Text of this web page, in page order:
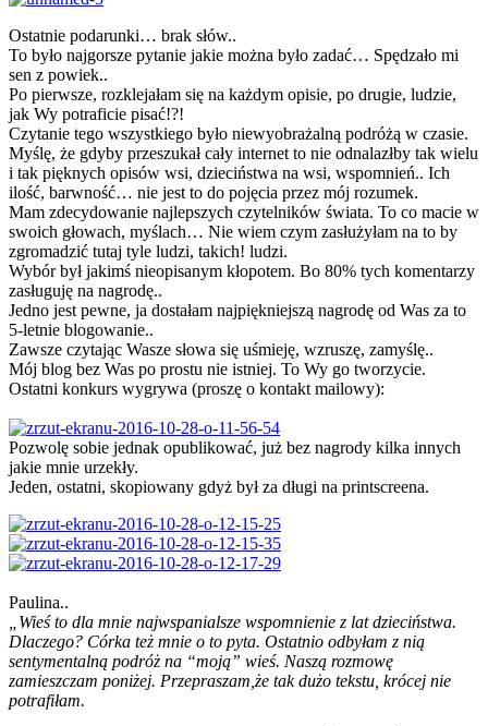
Ostatnie podarunki… brak słów..
To było najgorsze pytanie jakie można było zadać… Spędzało mi
sen z powiek..
Po pierwsze, rozklejałam się na każdym opisie, po drugie, ludzie,
jak Wy potraficie pisać!?!
Czytanie tego wszystkiego było niewyobrażalną podróżą w czasie.
Myślę, że gdyby przeszukał cały internet to nie odnalazłby tak wielu
i tak pięknych opisów wsi, dzieciństwa na wsi, wspomnień.. Ich
ilość, barwność… nie jest to do pojęcia przez mój rozumek.
Mam zdecydowanie najlepszych czytelników świata. To co macie w
swoich głowach, myślach… Nie wiem czym zasłużyłam na to by
zgromadzić tutaj tyle ludzi, takich! ludzi.
Wybór był jakimś nieopisanym kłopotem. Bo 80% tych komentarzy
zasługuję na nagrodę..
Jedno jest pewne, ja dostałam najpiękniejszą nagrodę od Was za to
5-letnie blogowanie..
Zawsze czytając Wasze słowa się uśmieję, wzruszę, zamyślę..
Mój blog bez Was po prostu nie istniej. To Wy go tworzycie.
Ostatni konkurs wygrywa (proszę o kontakt mailowy):
Pozwolę sobie jednak opublikować, już bez nagrody kilka innych
jakie mnie urzekły.
Jeden, ostatni, skopiowany gdyż był za długi na printscreena.
Paulina..
„Wieś to dla mnie najwspanialsze wspomnienie z lat dzieciństwa.
Dlaczego? Córka też mnie o to pyta. Ostatnio odbyłam z nią
sentymentalną podróż na “moją” wieś. Naszą rozmowę
zamieszczam poniżej. Przepraszam,że tak dużo tekstu, krócej nie
potrafiłam.